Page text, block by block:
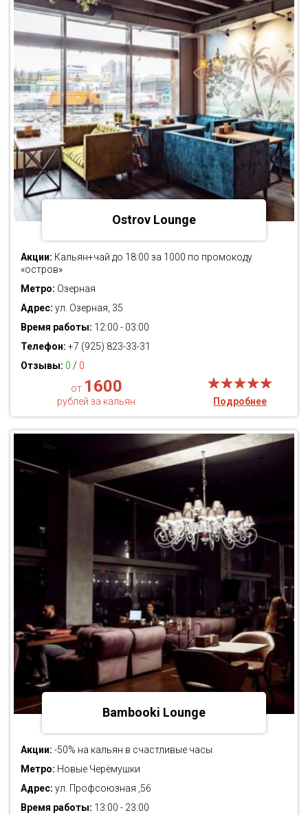
Ostrov Lounge
Акции: Кальян+чай до 18:00 за 1000 по промокоду
«остров»
Метро: Озерная
Адрес: ул. Озерная, 35
Время работы: 12:00 - 03:00
Телефон: +7 (925) 823-33-31
Отзывы: 0 / 0
от 1600
рублей за кальян Подробнее
Bambooki Lounge
Акции: -50% на кальян в счастливые часы
Метро: Новые Черёмушки
Адрес: ул. Профсоюзная ,56
Время работы: 13:00 - 23:00